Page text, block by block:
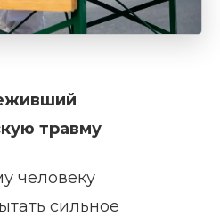
травму
человеку
сильное